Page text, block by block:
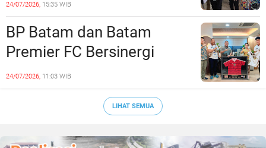
Era Digital
24/07/2026, 15:35 WIB
BP Batam dan Batam
Premier FC Bersinergi
Cetak Generasi Emas
24/07/2026, 11:03 WIB
LIHAT SEMUA